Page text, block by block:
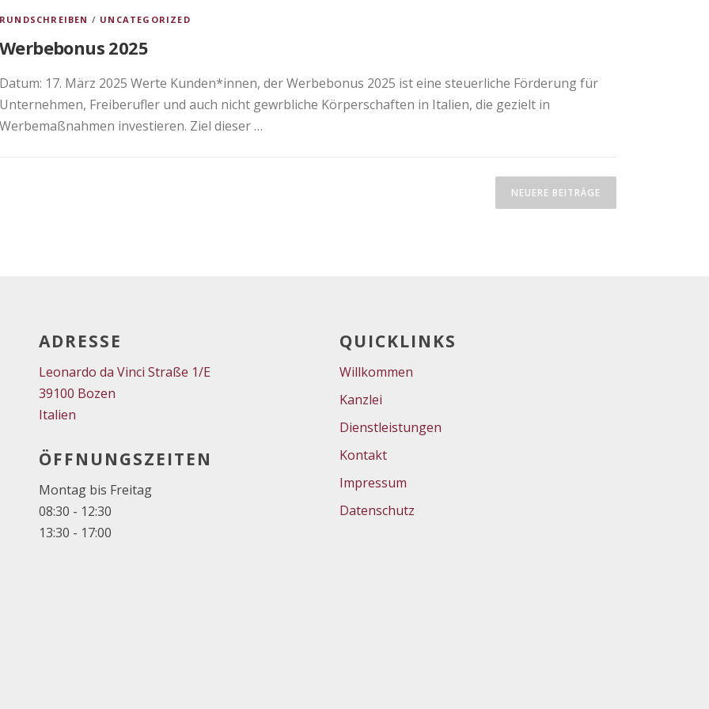
RUNDSCHREIBEN / UNCATEGORIZED
Werbebonus 2025
Datum: 17. März 2025 Werte Kunden*innen, der Werbebonus 2025 ist eine steuerliche Förderung für
Unternehmen, Freiberufler und auch nicht gewrbliche Körperschaften in Italien, die gezielt in
Werbemaßnahmen investieren. Ziel dieser …
NEUERE BEITRÄGE
ADRESSE
Leonardo da Vinci Straße 1/E
39100 Bozen
Italien
ÖFFNUNGSZEITEN
Montag bis Freitag
08:30 - 12:30
13:30 - 17:00
QUICKLINKS
Willkommen
Kanzlei
Dienstleistungen
Kontakt
Impressum
Datenschutz